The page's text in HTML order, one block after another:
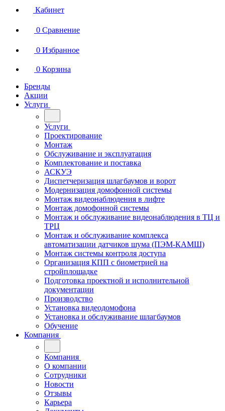
Кабинет
0 Сравнение
0 Избранное
0 Корзина
Бренды
Акции
Услуги
Услуги
Проектирование
Монтаж
Обслуживание и эксплуатация
Комплектование и поставка
АСКУЭ
Диспетчеризация шлагбаумов и ворот
Модернизация домофонной системы
Монтаж видеонаблюдения в лифте
Монтаж домофонной системы
Монтаж и обслуживание видеонаблюдения в ТЦ и
ТРЦ
Монтаж и обслуживание комплекса
автоматизации датчиков шума (ПЭМ-КАМШ)
Монтаж системы контроля доступа
Организация КПП с биометрией на
стройплощадке
Подготовка проектной и исполнительной
документации
Производство
Установка видеодомофона
Установка и обслуживание шлагбаумов
Обучение
Компания
Компания
О компании
Сотрудники
Новости
Отзывы
Карьера